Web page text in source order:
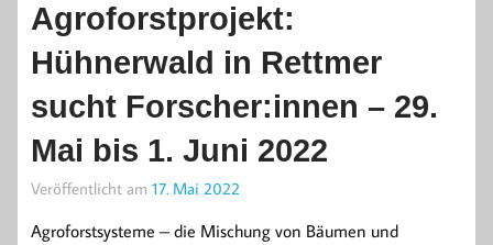
Agroforstprojekt:
Hühnerwald in Rettmer
sucht Forscher:innen – 29.
Mai bis 1. Juni 2022
Veröffentlicht am 17. Mai 2022
Agroforstsysteme – die Mischung von Bäumen und